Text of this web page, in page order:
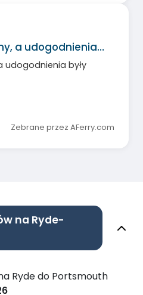
a udogodnienia…
udogodnienia były
Zebrane przez AFerry.com
na Ryde-
Ryde do Portsmouth